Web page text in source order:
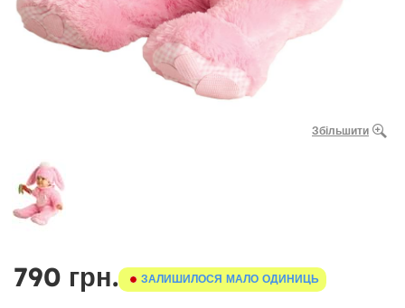
Збільшити
790 грн. ЗАЛИШИЛОСЯ МАЛО ОДИНИЦЬ